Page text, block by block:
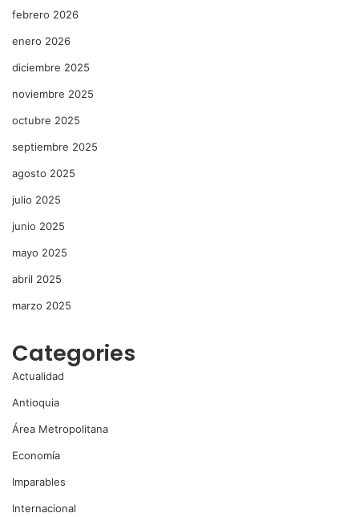
febrero 2026
enero 2026
diciembre 2025
noviembre 2025
octubre 2025
septiembre 2025
agosto 2025
julio 2025
junio 2025
mayo 2025
abril 2025
marzo 2025
Categories
Actualidad
Antioquia
Área Metropolitana
Economía
Imparables
Internacional